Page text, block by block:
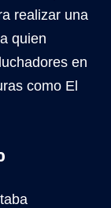
realizar una
quien
en
como El